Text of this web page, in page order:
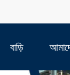
বাড়ি